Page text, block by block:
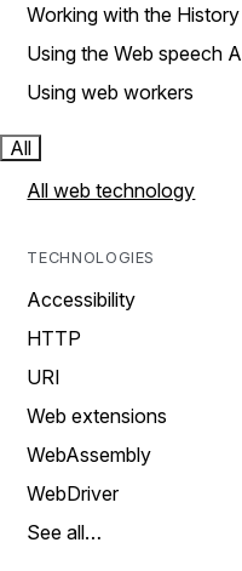
Working with the
Using the Web speech
Using web workers
All
All web technology
TECHNOLOGIES
Accessibility
HTTP
URI
Web extensions
WebAssembly
WebDriver
See all…